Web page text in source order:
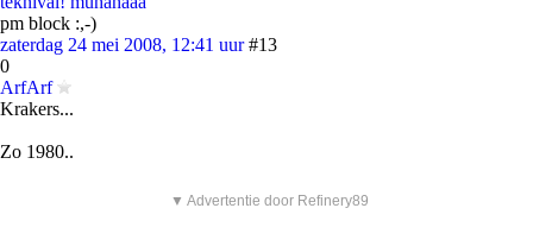
pm block :,-)
zaterdag 24 mei 2008, 12:41 uur #13
0
ArfArf
Krakers...
Zo 1980..
▼ Advertentie door Refinery89